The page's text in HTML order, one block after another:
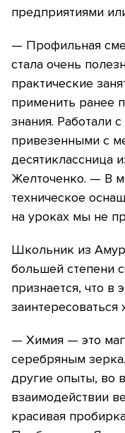
предприятиями
— Профильная
стала очень
практические
применить ранее
знания. Работали
привезенными с
десятиклассница
Желточенко. — В
техническое
на уроках мы не
Школьник из
большей степени
признается, что в
— Химия — это
серебряным
другие опыты, во
взаимодействии
красивая